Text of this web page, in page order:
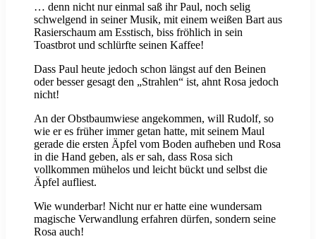
… denn nicht nur einmal saß ihr Paul, noch selig
schwelgend in seiner Musik, mit einem weißen Bart aus
Rasierschaum am Esstisch, biss fröhlich in sein
Toastbrot und schlürfte seinen Kaffee!
Dass Paul heute jedoch schon längst auf den Beinen
oder besser gesagt den „Strahlen“ ist, ahnt Rosa jedoch
nicht!
An der Obstbaumwiese angekommen, will Rudolf, so
wie er es früher immer getan hatte, mit seinem Maul
gerade die ersten Äpfel vom Boden aufheben und Rosa
in die Hand geben, als er sah, dass Rosa sich
vollkommen mühelos und leicht bückt und selbst die
Äpfel aufliest.
Wie wunderbar! Nicht nur er hatte eine wundersam
magische Verwandlung erfahren dürfen, sondern seine
Rosa auch!